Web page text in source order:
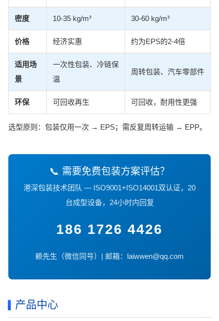
密度 10-35 kg/m³ 30-60 kg/m³
价格 经济实惠 约为EPS的2-4倍
适用场
景
一次性包装、冷链保
温
周转包装、汽车零部件
环保 可回收再生 可回收，耐用性更强
选型原则：包装仅用一次 → EPS；需反复周转运输 → EPP。
📞 需要免费包装方案评估？
港深包装技术团队 — ISO9001+ISO14001双认证，20
台成型设备，24小时内回复
186 1726 4426
赖先生（微信同号）| 邮箱：laiwwen@qq.com
产品中心